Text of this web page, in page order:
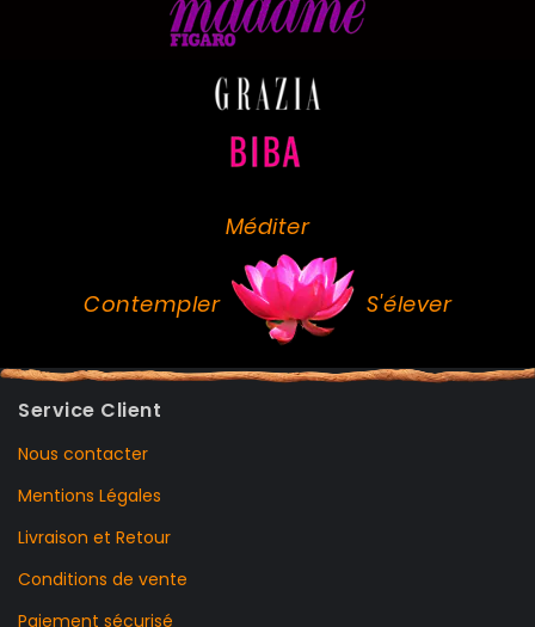
Méditer
Contempler S'élever
Service Client
Nous contacter
Mentions Légales
Livraison et Retour
Conditions de vente
Paiement sécurisé